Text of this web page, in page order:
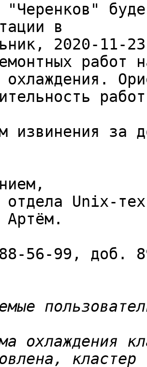
"Черенков"
в
2020-11-
работ
охлаждения.
извинения за
отдела Unix-
Артём.
56-99, доб.
охлаждения